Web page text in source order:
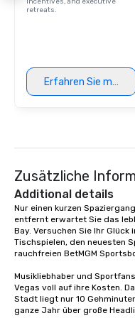
retreats.
Erfahren Sie mehr
Zusätzliche
Additional details
Nur einen kurzen
entfernt erwartet Sie das
Bay. Versuchen Sie Ihr
Tischspielen, den neuesten
rauchfreien BetMGM
Musikliebhaber und
Vegas voll auf ihre Kosten.
Stadt liegt nur 10
ganze Jahr über große